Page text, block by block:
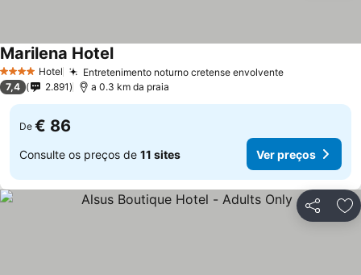
4 EstrelasHotel Entretenimento noturno cretense envolvente
Marilena Hotel
7,4 2.891 a 0.3 km da praia
De € 86
Consulte os preços de 11 sites Ver preços
Partilhar